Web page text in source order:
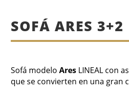
SOFÁ ARES 3+2
Sofá modeloAres LINEAL con
que se convierten en una gran